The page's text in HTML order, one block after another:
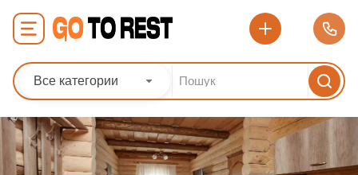
Все категории